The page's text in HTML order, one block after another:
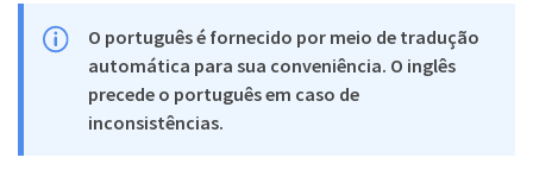
O português é fornecido por meio de tradução
automática para sua conveniência. O inglês
precede o português em caso de
inconsistências.